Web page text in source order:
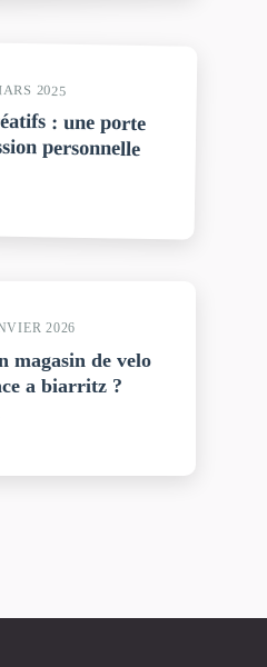
2025
: une porte
personnelle
2026
magasin de velo
a biarritz ?